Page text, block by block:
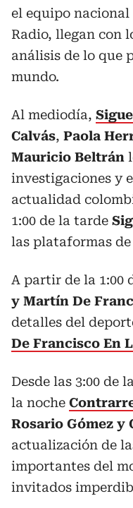
el equipo
Radio, llegan con
análisis de lo que
mundo.
Al mediodía,
Calvás, Paola
Mauricio Beltrán
investigaciones y
actualidad
1:00 de la tarde
las plataformas de
A partir de la 1:00
y Martín De
detalles del
De Francisco En
Desde las 3:00 de
la noche
Rosario Gómez y
actualización de
importantes del
invitados